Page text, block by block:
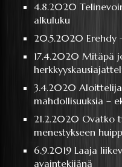
4.8.2020
alkuluku
20.5.2020 Erehdy
17.4.2020Mitäpä
3.4.2020
mahdollisuuksia –
21.2.2020 Ovatko
menestykseen
6.9.2019 Laaja
avaintekijänä